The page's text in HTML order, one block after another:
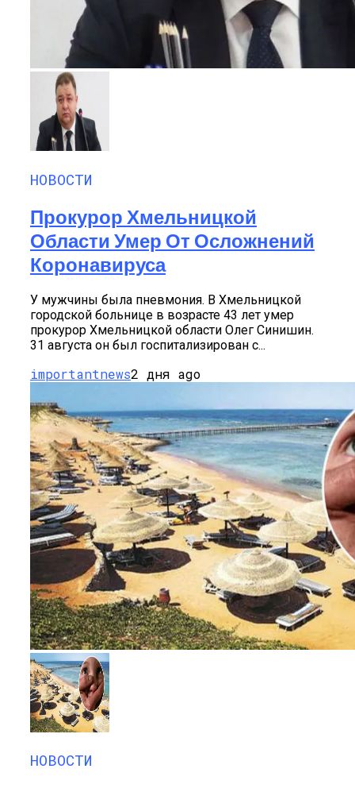
НОВОСТИ
Прокурор Хмельницкой
Области Умер От Осложнений
Коронавируса
У мужчины была пневмония. В Хмельницкой
городской больнице в возрасте 43 лет умер
прокурор Хмельницкой области Олег Синишин.
31 августа он был госпитализирован с...
importantnews2 дня ago
НОВОСТИ